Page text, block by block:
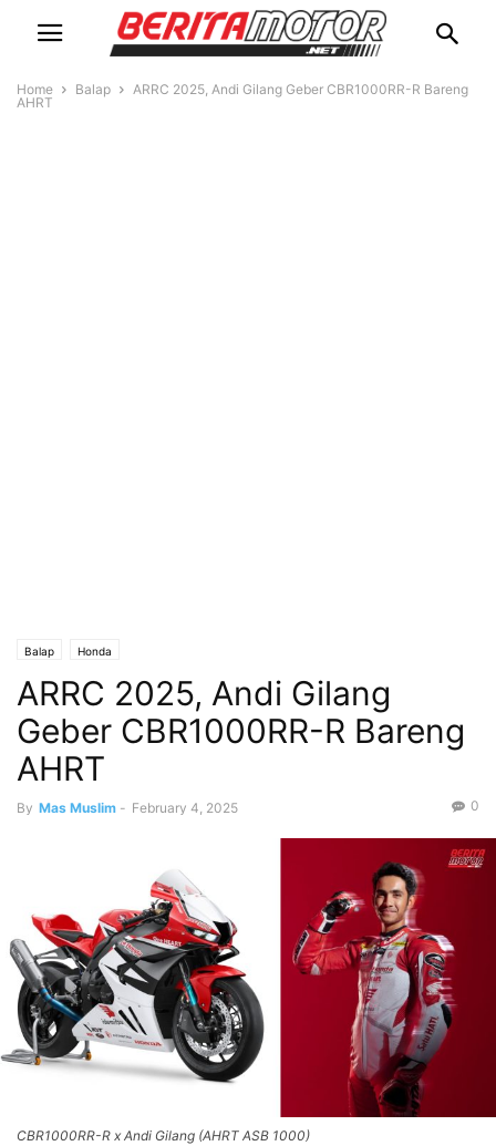
Home Balap
ARRC 2025, Andi Gilang Geber CBR1000RR-R Bareng
AHRT
Balap Honda
ARRC 2025, Andi Gilang
Geber CBR1000RR-R Bareng
AHRT
By Mas Muslim - February 4, 2025 0
CBR1000RR-R x Andi Gilang (AHRT ASB 1000)